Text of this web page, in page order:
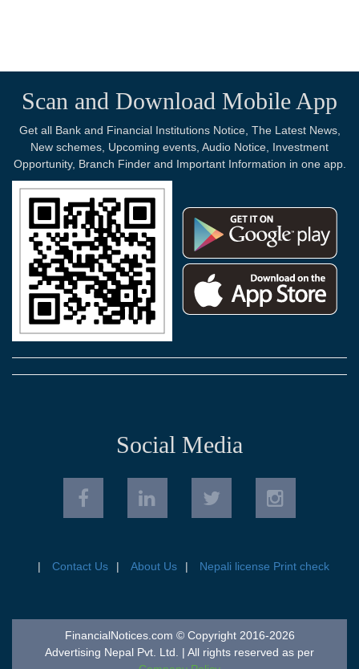
Scan and Download Mobile App
Get all Bank and Financial Institutions Notice, The Latest News,
New schemes, Upcoming events, Audio Notice, Investment
Opportunity, Branch Finder and Important Information in one app.
Social Media
Contact Us About Us Nepali license Print check
FinancialNotices.com © Copyright 2016-2026
Advertising Nepal Pvt. Ltd. | All rights reserved as per